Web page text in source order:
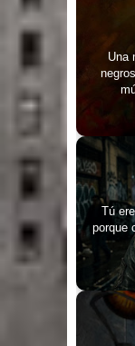
Una
Tú
porque